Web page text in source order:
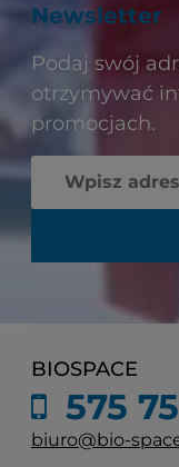
Newsletter
Podaj swój
otrzymywać
promocjach.
BIOSPACE
575
biuro@bio-